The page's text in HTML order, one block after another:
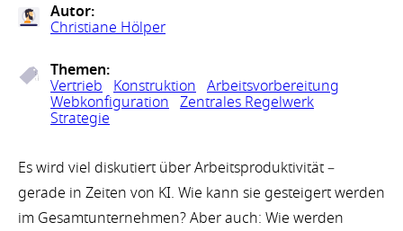
Autor:
Christiane Hölper
Themen:
Vertrieb Konstruktion Arbeitsvorbereitung
Webkonfiguration Zentrales Regelwerk
Strategie
Es wird viel diskutiert über Arbeitsproduktivität –
gerade in Zeiten von KI. Wie kann sie gesteigert werden
im Gesamtunternehmen? Aber auch: Wie werden